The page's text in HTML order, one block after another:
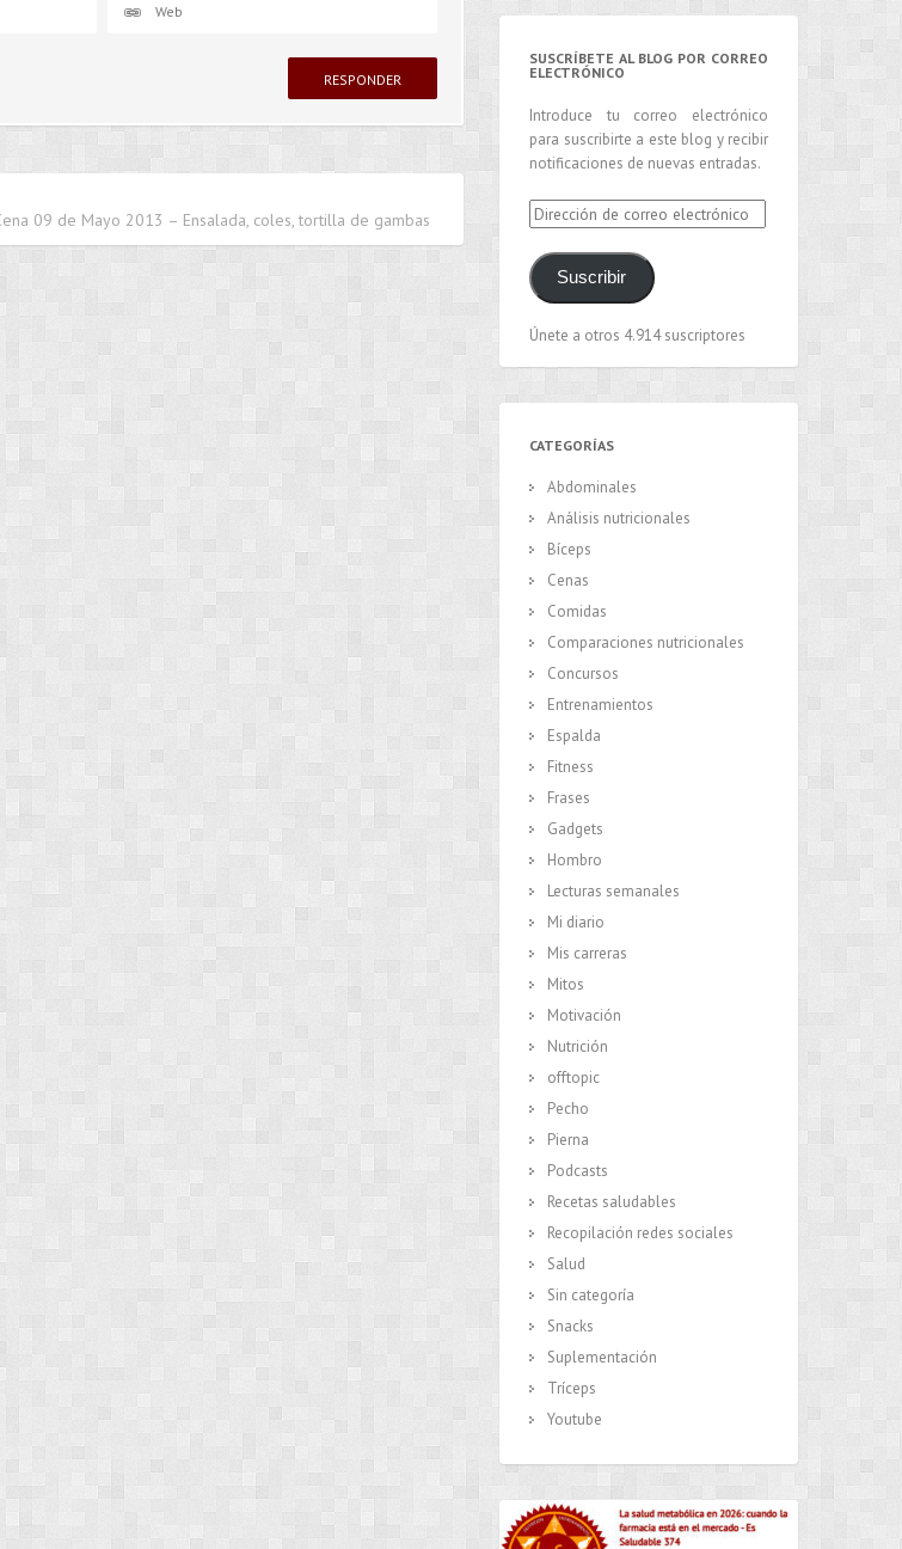
09 de Mayo 2013 – Ensalada, coles, tortilla de gambas
SUSCRÍBETE AL BLOG POR CORREO
ELECTRÓNICO
Introduce tu correo electrónico
para suscribirte a este blog y recibir
notificaciones de nuevas entradas.
Dirección
de
correo
electrónico
Suscribir
Únete a otros 4.914 suscriptores
CATEGORÍAS
Abdominales
Análisis nutricionales
Bíceps
Cenas
Comidas
Comparaciones nutricionales
Concursos
Entrenamientos
Espalda
Fitness
Frases
Gadgets
Hombro
Lecturas semanales
Mi diario
Mis carreras
Mitos
Motivación
Nutrición
offtopic
Pecho
Pierna
Podcasts
Recetas saludables
Recopilación redes sociales
Salud
Sin categoría
Snacks
Suplementación
Tríceps
Youtube